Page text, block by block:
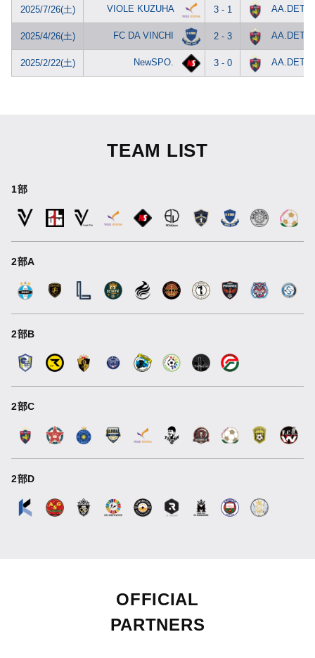
2025/7/26(土) VIOLE KUZUHA 3 - 1
2025/4/26(土) FC DA VINCHI 2 - 3
2025/2/22(土) NewSPO. 3 - 0
TEAM LIST
1部
2部A
2部B
2部C
2部D
OFFICIAL
PARTNERS